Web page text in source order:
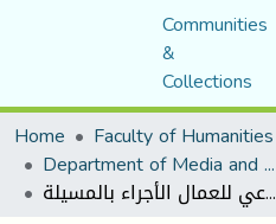
Communities
&
Collections
Home
Department of Media and Communication Studies
دور العلاقات العامة الرقميةفي رفع كفاءة النظم الإداريةدراسة ميدانية في وكالة الصندوق الوطني للتأمين الاجتماعي للعمال الأجراء بالمسيلة